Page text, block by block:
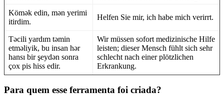
Kömək edin, mən yerimi
itirdim.
Helfen Sie mir, ich habe mich verirrt.
Təcili yardım təmin
etməliyik, bu insan hər
hansı bir şeydən sonra
çox pis hiss edir.
Wir müssen sofort medizinische Hilfe
leisten; dieser Mensch fühlt sich sehr
schlecht nach einer plötzlichen
Erkrankung.
Para quem esse ferramenta foi criada?